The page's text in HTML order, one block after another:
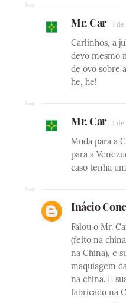
Mr. Car 1
Carlinhos, a
devo mesmo
de ovo sobre
he, he!
Mr. Car 1 de
Muda para a
para a
caso tenha
Inácio
Falou o Mr.
(feito na
na China), e
maquiagem
na china. E
fabricado na